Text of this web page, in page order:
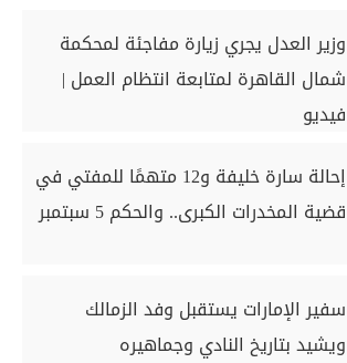
وزير العدل يجري زيارة مفاجئة لمحكمة
شمال القاهرة لمتابعة انتظام العمل |
فيديو
إحالة سارة خليفة و12 متهمًا للمفتي في
قضية المخدرات الكبرى.. والحكم 5 سبتمبر
سفير الإمارات يستقبل وفد الزمالك
ويشيد بتاريخ النادي وجماهيره